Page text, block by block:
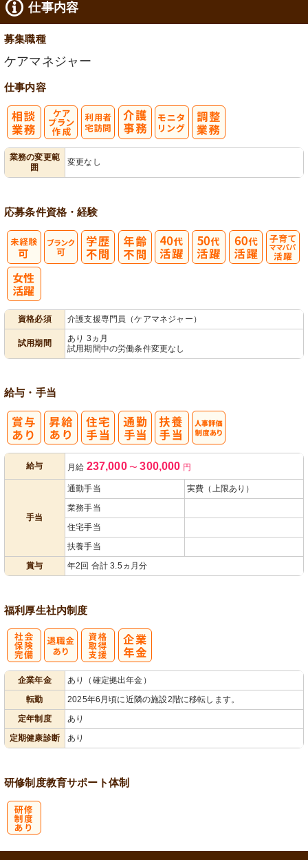
仕事内容
募集職種
ケアマネジャー
仕事内容
業務の変更範
囲
変更なし
応募条件資格・経験
資格必須 介護支援専門員（ケアマネジャー）
試用期間
あり 3ヵ月
試用期間中の労働条件変更なし
給与・手当
給与 月給 237,000 〜 300,000 円
手当
通勤手当
実費（上限あり）
業務手当
住宅手当
扶養手当
賞与
年2回 合計 3.5ヵ月分
福利厚生社内制度
企業年金
あり（確定拠出年金）
転勤
2025年6月頃に近隣の施設2階に移転します。
定年制度
あり
定期健康診断
あり
研修制度教育サポート体制